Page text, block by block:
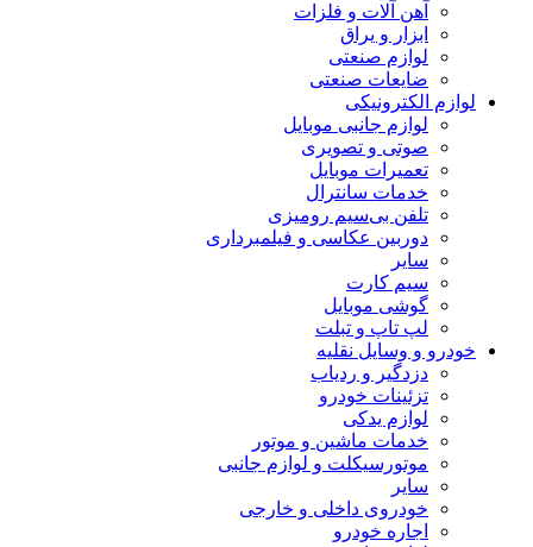
آهن آلات و فلزات
ابزار و یراق
لوازم صنعتی
ضایعات صنعتی
لوازم الکترونیکی
لوازم جانبی موبایل
صوتی و تصویری
تعمیرات موبایل
خدمات سانترال
تلفن بی‌سیم رومیزی
دوربین عکاسی و فیلمبرداری
سایر
سیم کارت
گوشی موبایل
لپ تاپ و تبلت
خودرو و وسایل نقلیه
دزدگیر و ردیاب
تزئینات خودرو
لوازم یدکی
خدمات ماشین و موتور
موتورسیکلت و لوازم جانبی
سایر
خودروی داخلی و خارجی
اجاره خودرو